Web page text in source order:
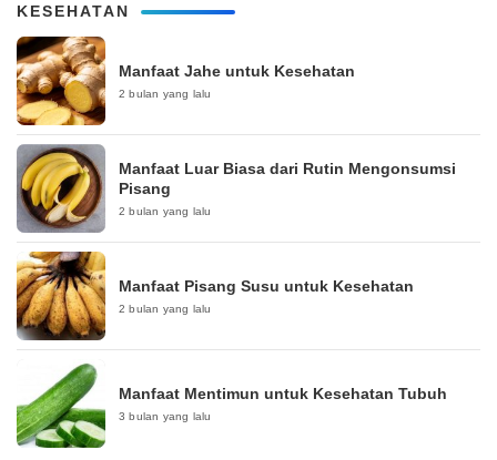
KESEHATAN
Manfaat Jahe untuk Kesehatan
2 bulan yang lalu
Manfaat Luar Biasa dari Rutin Mengonsumsi
Pisang
2 bulan yang lalu
Manfaat Pisang Susu untuk Kesehatan
2 bulan yang lalu
Manfaat Mentimun untuk Kesehatan Tubuh
3 bulan yang lalu